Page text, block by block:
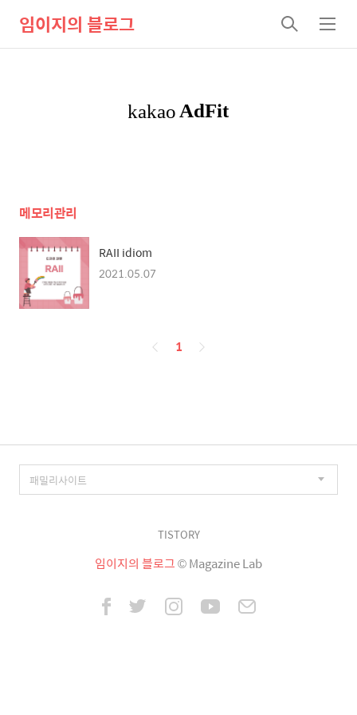
임이지의 블로그
검
색
메
뉴
메모리관리
RAII idiom
2021.05.07
페
1
TISTORY
임이지의 블로그© Magazine Lab